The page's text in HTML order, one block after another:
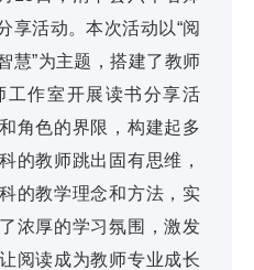
享活动。本次活动以“阅
慧”为主题，搭建了教师
工作室开展读书分享活
角色的界限，构建起多
的教师跳出固有思维，
的教学理念和方法，实
浓厚的学习氛围，激发
阅读成为教师专业成长